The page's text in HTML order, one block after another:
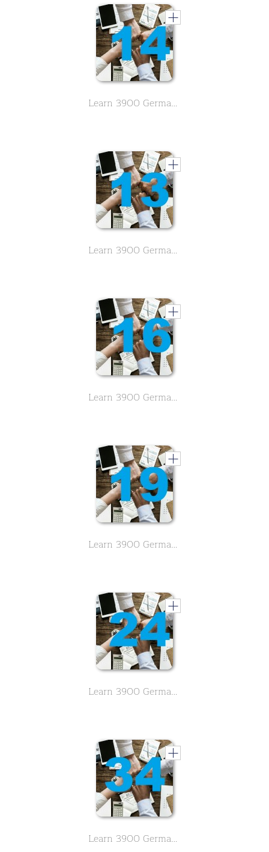
Learn 3900 German vocabulary about business. English meaning is in alphabetical order. - Letter D,E - Part 14
Learn 3900 German vocabulary about business. English meaning is in alphabetical order. - Letter D - Part 13
Learn 3900 German vocabulary about business. English meaning is in alphabetical order. - Letter E,F - Part 16
Learn 3900 German vocabulary about business. English meaning is in alphabetical order. - Letter G,H - Part 19
Learn 3900 German vocabulary about business. English meaning is in alphabetical order. - Letter I,J,K - Part 24
Learn 3900 German vocabulary about business. English meaning is in alphabetical order. - Letter R - Part 34